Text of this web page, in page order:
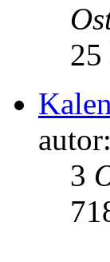
25
autor:
3